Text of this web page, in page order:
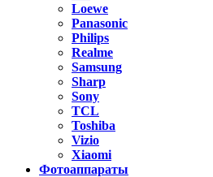
Loewe
Panasonic
Philips
Realme
Samsung
Sharp
Sony
TCL
Toshiba
Vizio
Xiaomi
Фотоаппараты